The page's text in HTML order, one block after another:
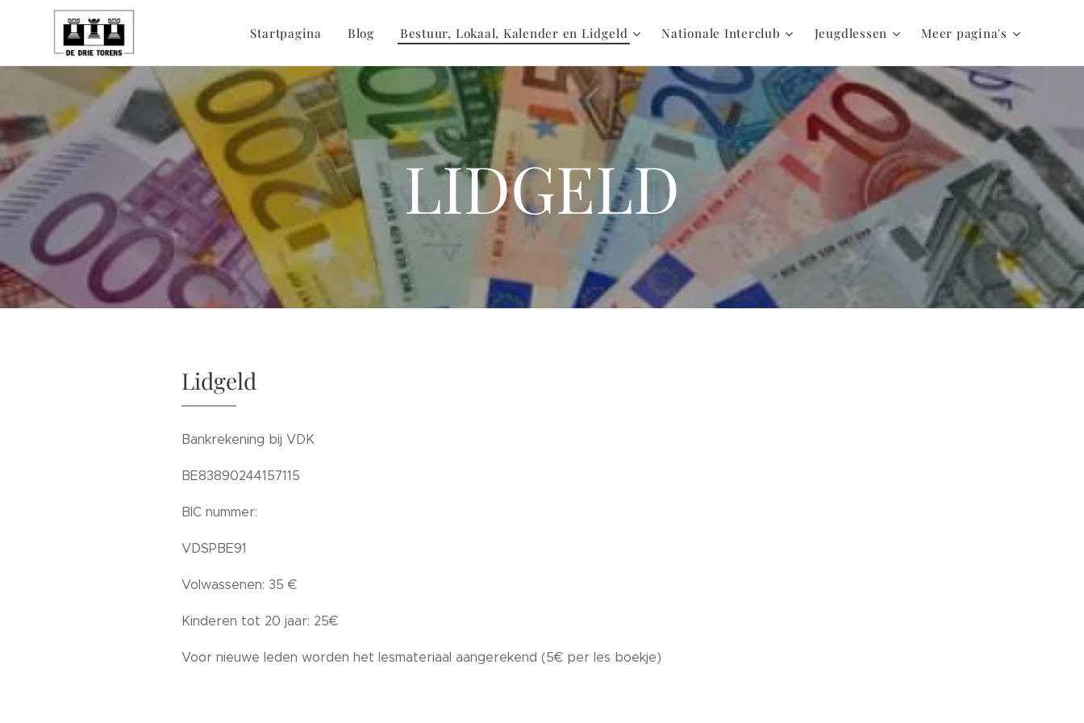
Startpagina Blog Bestuur, Lokaal, Kalender en Lidgeld Nationale Interclub Jeugdlessen Meer pagina's
LIDGELD
Lidgeld
Bankrekening bij VDK
BE83890244157115
BIC nummer:
VDSPBE91
Volwassenen: 35 €
Kinderen tot 20 jaar: 25€
Voor nieuwe leden worden het lesmateriaal aangerekend (5€ per les boekje)